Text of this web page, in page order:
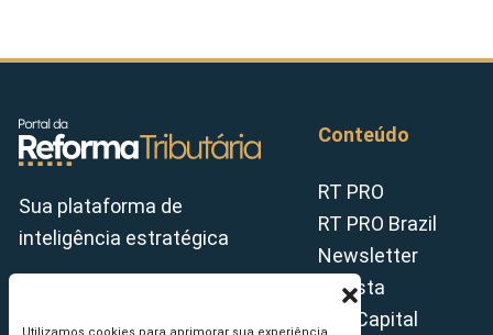
Sua plataforma de
inteligência estratégica
Conteúdo
RT PRO
RT PRO Brazil
Newsletter
Revista
Tax Capital